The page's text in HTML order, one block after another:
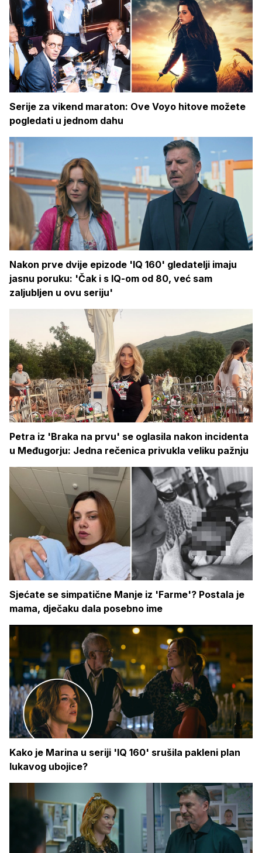
Serije za vikend maraton: Ove Voyo hitove možete
pogledati u jednom dahu
Nakon prve dvije epizode 'IQ 160' gledatelji imaju
jasnu poruku: 'Čak i s IQ-om od 80, već sam
zaljubljen u ovu seriju'
Petra iz 'Braka na prvu' se oglasila nakon incidenta
u Međugorju: Jedna rečenica privukla veliku pažnju
Sjećate se simpatične Manje iz 'Farme'? Postala je
mama, dječaku dala posebno ime
Kako je Marina u seriji 'IQ 160' srušila pakleni plan
lukavog ubojice?